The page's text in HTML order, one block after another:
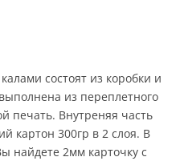
состоят из коробки и
из переплетного
печать. Внутреняя часть
картон 300гр в 2 слоя. В
найдете 2мм карточку с